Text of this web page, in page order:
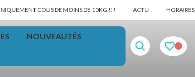
COLIS DE MOINS DE 10KG !!! ACTU HORAIRES
NOUVEAUTÉS